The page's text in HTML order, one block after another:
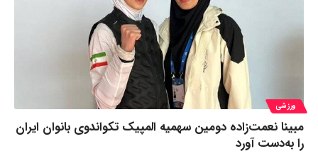
ورزشی
مبینا نعمت‌زاده دومین سهمیه المپیک تکواندوی بانوان ایران
را به‌دست آورد